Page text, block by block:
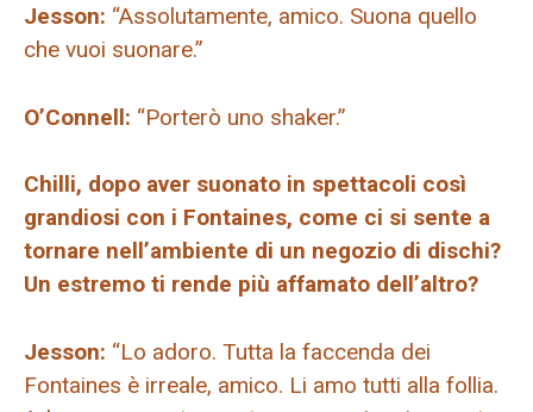
Jesson: “Assolutamente, amico. Suona quello
che vuoi suonare.”
O’Connell: “Porterò uno shaker.”
Chilli, dopo aver suonato in spettacoli così
grandiosi con i Fontaines, come ci si sente a
tornare nell’ambiente di un negozio di dischi?
Un estremo ti rende più affamato dell’altro?
Jesson: “Lo adoro. Tutta la faccenda dei
Fontaines è irreale, amico. Li amo tutti alla follia.